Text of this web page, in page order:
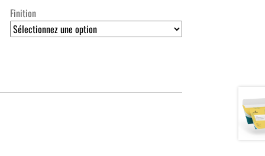
Finition